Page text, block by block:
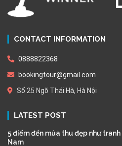
CONTACT INFORMATION
0888822368
bookingtour@gmail.com
Số 25 Ngõ Thái Hà, Hà Nội
LATEST POST
5 điểm đến mùa thu đẹp như
Nam